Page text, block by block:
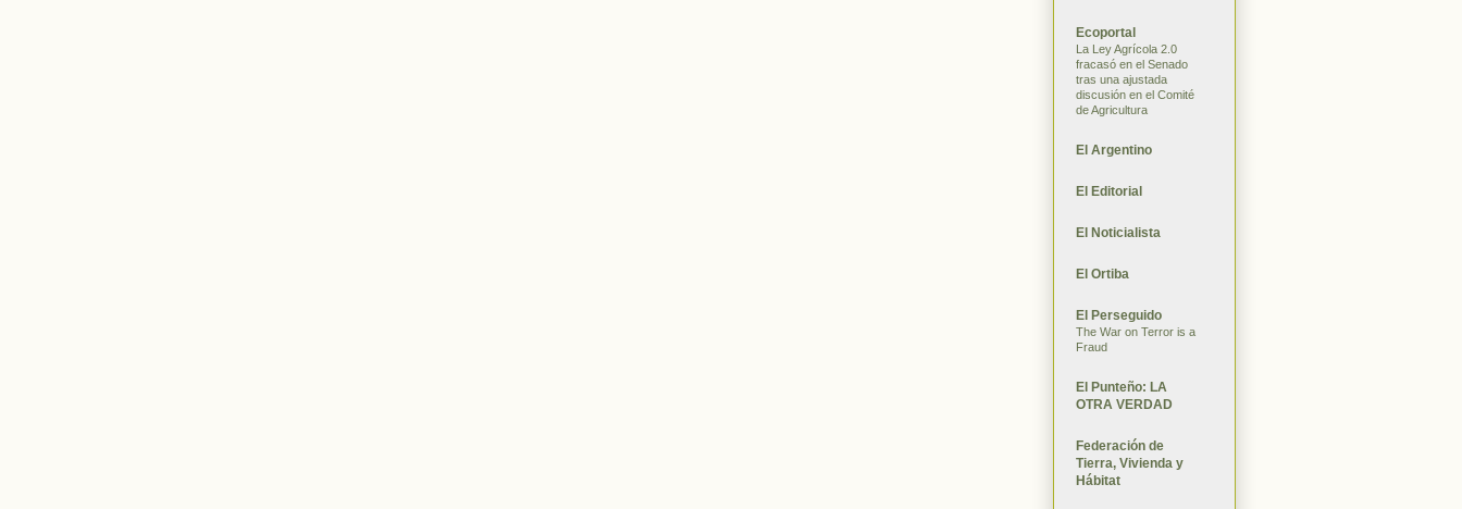
Ecoportal
La Ley Agrícola 2.0
fracasó en el Senado
tras una ajustada
discusión en el Comité
de Agricultura
El Argentino
El Editorial
El Noticialista
El Ortiba
El Perseguido
The War on Terror is a
Fraud
El Punteño: LA
OTRA VERDAD
Federación de
Tierra, Vivienda y
Hábitat